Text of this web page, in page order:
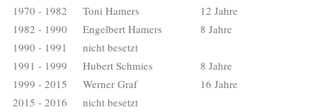
1970 - 1982
Toni Hamers
12 Jahre
1982 - 1990
Engelbert Hamers
8 Jahre
1990 - 1991
nicht besetzt
1991 - 1999
Hubert Schmies
8 Jahre
1999 - 2015
Werner Graf
16 Jahre
2015 - 2016
nicht besetzt